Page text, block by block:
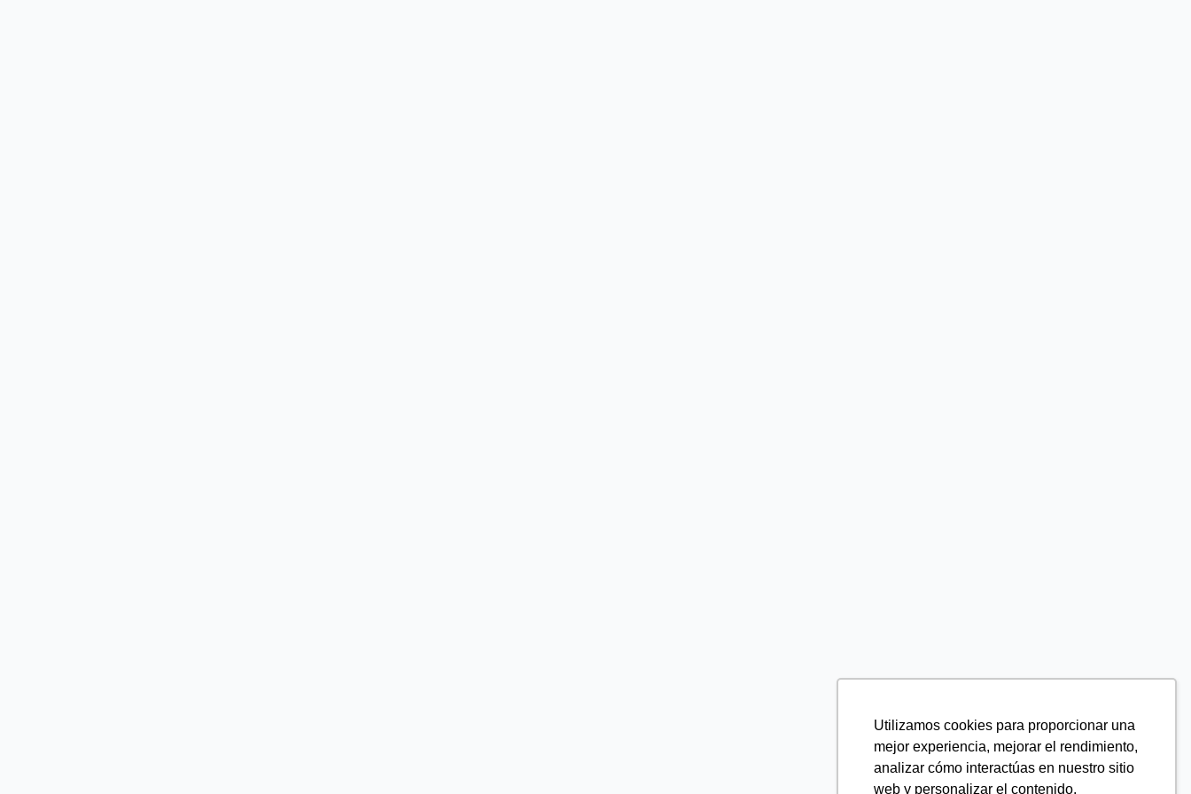
Utilizamos cookies para proporcionar una
mejor experiencia, mejorar el rendimiento,
analizar cómo interactúas en nuestro sitio
web y personalizar el contenido.